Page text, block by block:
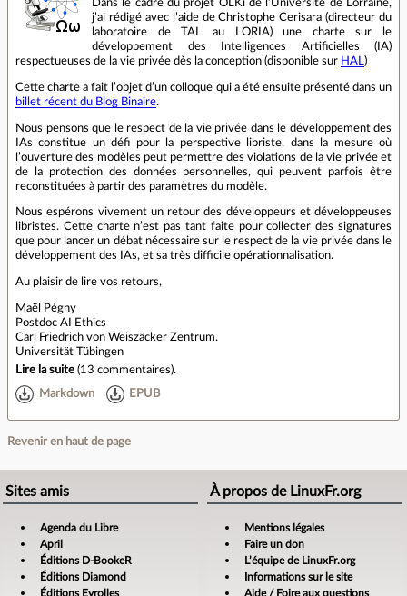
Dans le cadre du projet OLKi de l’Université de Lorraine,
j’ai rédigé avec l’aide de Christophe Cerisara (directeur du
laboratoire de TAL au LORIA) une charte sur le
développement des Intelligences Artificielles (IA)
respectueuses de la vie privée dès la conception (disponible sur HAL )
Cette charte a fait l’objet d’un colloque qui a été ensuite présenté dans un
billet récent du Blog Binaire.
Nous pensons que le respect de la vie privée dans le développement des
IAs constitue un défi pour la perspective libriste, dans la mesure où
l’ouverture des modèles peut permettre des violations de la vie privée et
de la protection des données personnelles, qui peuvent parfois être
reconstituées à partir des paramètres du modèle.
Nous espérons vivement un retour des développeurs et développeuses
libristes. Cette charte n’est pas tant faite pour collecter des signatures
que pour lancer un débat nécessaire sur le respect de la vie privée dans le
développement des IAs, et sa très difficile opérationnalisation.
Au plaisir de lire vos retours,
Maël Pégny
Postdoc AI Ethics
Carl Friedrich von Weiszäcker Zentrum.
Universität Tübingen
Lire la suite (13 commentaires).
Markdown EPUB
Revenir en haut de page
Sites amis
Agenda du Libre
April
Éditions D-BookeR
Éditions Diamond
Éditions Eyrolles
À propos de LinuxFr.org
Mentions légales
Faire un don
L’équipe de LinuxFr.org
Informations sur le site
Aide / Foire aux questions